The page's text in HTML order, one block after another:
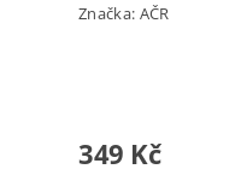
Značka: AČR
349 Kč